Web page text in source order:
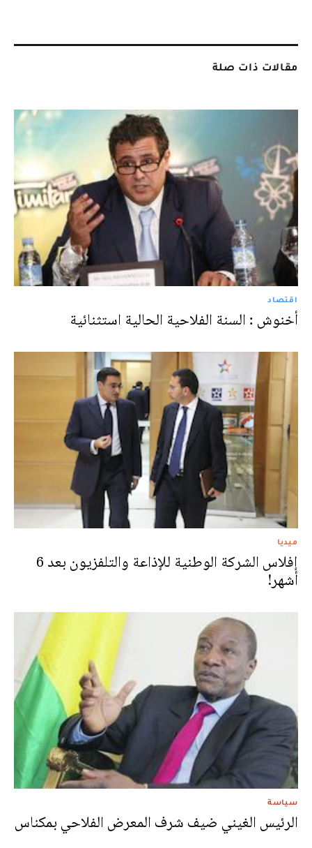
مقالات ذات صلة
اقتصاد
أخنوش : السنة الفلاحية الحالية استثنائية
ميديا
إفلاس الشركة الوطنية للإذاعة والتلفزيون بعد 6
أشهر!
سياسة
الرئيس الغيني ضيف شرف المعرض الفلاحي بمكناس